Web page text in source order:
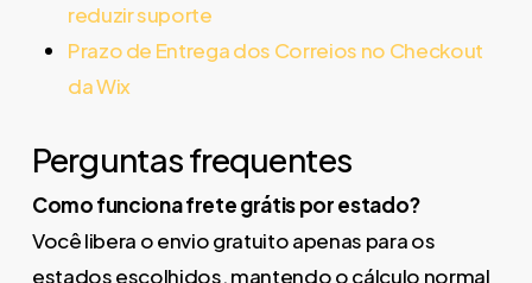
reduzir suporte
Prazo de Entrega dos Correios no Checkout
da Wix
Perguntas frequentes
Como funciona frete grátis por estado?
Você libera o envio gratuito apenas para os
estados escolhidos, mantendo o cálculo normal